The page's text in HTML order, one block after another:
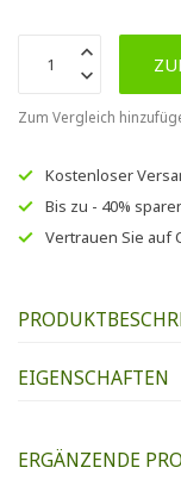
Zum Vergleich
Kostenloser
Bis zu - 40%
Vertrauen Sie auf
EIGENSCHAFTEN
ERGÄNZENDE